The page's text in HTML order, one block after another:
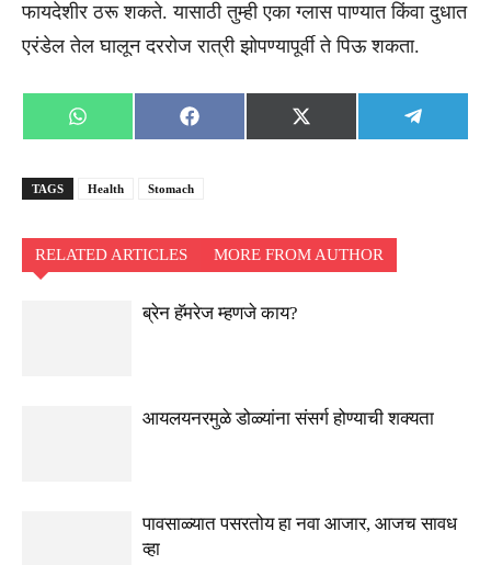
फायदेशीर ठरू शकते. यासाठी तुम्ही एका ग्लास पाण्यात किंवा दुधात
एरंडेल तेल घालून दररोज रात्री झोपण्यापूर्वी ते पिऊ शकता.
Share
on
WhatsApp
Share
on
Facebook
Share
on
X
(Twitter)
Share
on
TAGS Health Stomach
RELATED ARTICLES MORE FROM AUTHOR
ब्रेन हॅमरेज म्हणजे काय?
आयलयनरमुळे डोळ्यांना संसर्ग होण्याची शक्यता
पावसाळ्यात पसरतोय हा नवा आजार, आजच सावध
व्हा